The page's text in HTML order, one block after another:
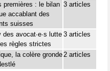
premières : le bilan
accablant des
suisses
3 articles
des avocat∙e∙s lutte
règles strictes
3 articles
la colère gronde2 articles